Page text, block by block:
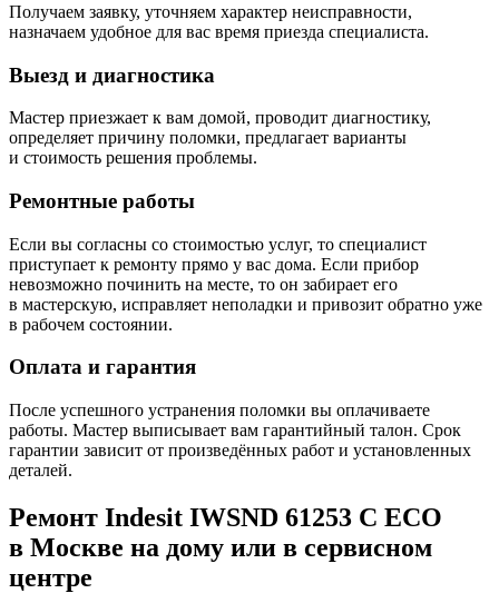
Получаем заявку, уточняем характер неисправности,
назначаем удобное для вас время приезда специалиста.
Выезд и диагностика
Мастер приезжает к вам домой, проводит диагностику,
определяет причину поломки, предлагает варианты
и стоимость решения проблемы.
Ремонтные работы
Если вы согласны со стоимостью услуг, то специалист
приступает к ремонту прямо у вас дома. Если прибор
невозможно починить на месте, то он забирает его
в мастерскую, исправляет неполадки и привозит обратно уже
в рабочем состоянии.
Оплата и гарантия
После успешного устранения поломки вы оплачиваете
работы. Мастер выписывает вам гарантийный талон. Срок
гарантии зависит от произведённых работ и установленных
деталей.
Ремонт Indesit IWSND 61253 C ECO
в Москве на дому или в сервисном
центре